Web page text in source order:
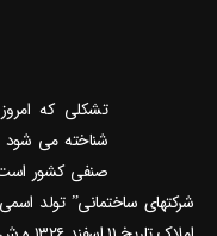
تشکلی که
صنفی کشور